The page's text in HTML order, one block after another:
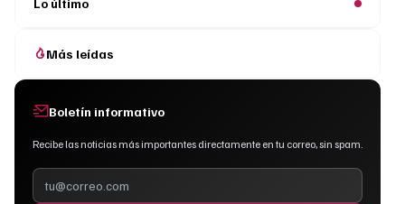
Lo último
Más leídas
Boletín informativo
Recibe las noticias más importantes directamente en tu correo, sin spam.